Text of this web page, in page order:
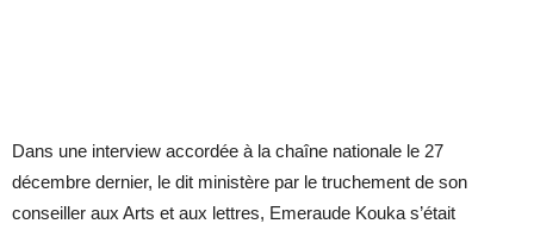
Dans une interview accordée à la chaîne nationale le 27
décembre dernier, le dit ministère par le truchement de son
conseiller aux Arts et aux lettres, Emeraude Kouka s’était